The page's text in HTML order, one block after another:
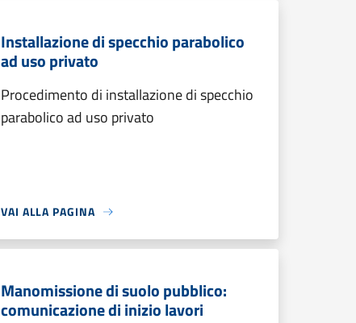
Installazione di specchio parabolico
ad uso privato
Procedimento di installazione di specchio
parabolico ad uso privato
VAI ALLA PAGINA
Manomissione di suolo pubblico:
comunicazione di inizio lavori